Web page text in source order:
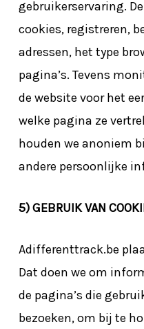
gebruikerservaring.
cookies, registreren,
adressen, het type
pagina’s. Tevens
de website voor het
welke pagina ze
houden we anoniem
andere persoonlijke
5) GEBRUIK VAN
Adifferenttrack.be
Dat doen we om
de pagina’s die
bezoeken, om bij te